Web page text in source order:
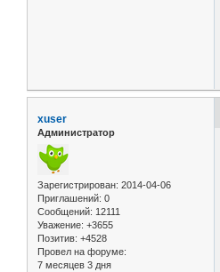
xuser
Администратор
Зарегистрирован: 2014-04-06
Приглашений: 0
Сообщений: 12111
Уважение: +3655
Позитив: +4528
Провел на форуме:
7 месяцев 3 дня